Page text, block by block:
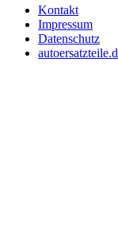
Kontakt
Impressum
Datenschutz